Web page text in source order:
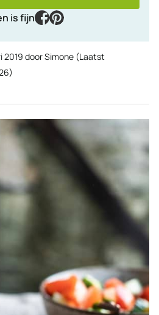
is fijn
facebook
pinterest
2019 doorSimone (Laatst
)